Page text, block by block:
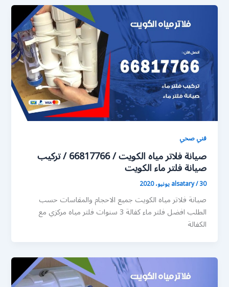
فني صحي
صيانة فلاتر مياه الكويت / 66817766 / تركيب
صيانة فلتر ماء الكويت
alsatary/30 يونيو، 2020
صيانة فلاتر مياه الكويت جميع الاحجام والمقاسات حسب
الطلب افضل فلتر ماء كفالة 3 سنوات فلتر مياه مركزي مع
الكفالة